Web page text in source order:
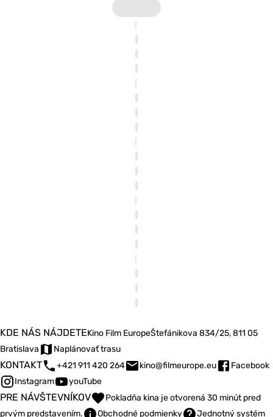
KDE NÁS NÁJDETEKino Film EuropeŠtefánikova 834/25, 811 05
Bratislava
Naplánovať trasu
KONTAKT +421 911 420 264 kino@filmeurope.eu
Facebook
Instagram
youTube
PRE NÁVŠTEVNÍKOV
Pokladňa kina je otvorená 30 minút pred
prvým predstavením.
Obchodné podmienky Jednotný systém